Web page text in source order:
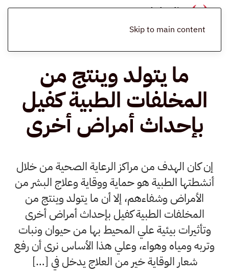
Skip to main content
بإحداث أمراض أخرى
ما يتولد وينتج من
المخلفات الطبية كفيل
بإحداث أمراض أخرى
إن كان الهدف من مراكز الرعاية الصحية من خلال
أنشطتها الطبية هو حماية ووقاية وعلاج البشر من
الأمراض وشفاءهم، إلا أن ما يتولد وينتج من
المخلفات الطبية كفيل بإحداث أمراض أخرى
وتأثيرات بيئية علي المحيط بها من حيوان ونبات
وتربه ومياه وهواء، وعلي هذا الأساس نرى أن رفع
شعار الوقاية خير من العلاج يدخل في […]